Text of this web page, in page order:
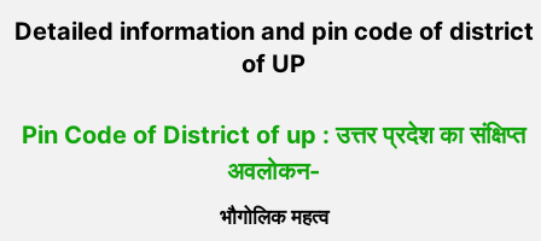
Detailed information and pin code of district
of UP
Pin Code of District of up : उत्तर प्रदेश का संक्षिप्त
अवलोकन-
भौगोलिक महत्व